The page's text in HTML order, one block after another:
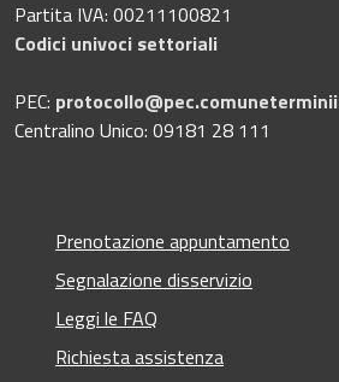
Partita IVA: 00211100821
Codici univoci settoriali
PEC:
Centralino Unico: 09181 28 111
Prenotazione appuntamento
Segnalazione disservizio
Leggi le FAQ
Richiesta assistenza